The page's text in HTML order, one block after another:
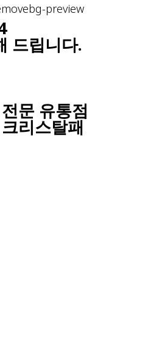
드립니다.
문 유통점
리스탈패